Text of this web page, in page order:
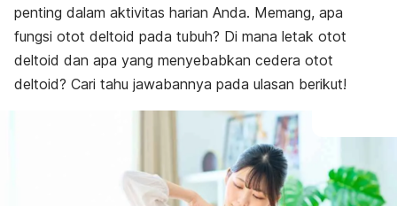
penting dalam aktivitas harian Anda. Memang, apa
fungsi otot deltoid pada tubuh? Di mana letak otot
deltoid dan apa yang menyebabkan cedera otot
deltoid? Cari tahu jawabannya pada ulasan berikut!